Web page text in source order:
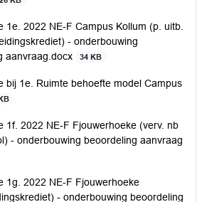
1e. 2022 NE-F Campus Kollum (p. uitb.
- onderbouwing
aanvraag.docx
34 KB
bij 1e. Ruimte behoefte model Campus
1f. 2022 NE-F Fjouwerhoeke (verv. nb
- onderbouwing beoordeling aanvraag
1g. 2022 NE-F Fjouwerhoeke
- onderbouwing beoordeling